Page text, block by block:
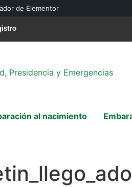
de Elementor
al nacimiento